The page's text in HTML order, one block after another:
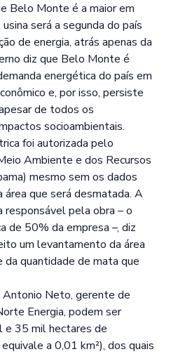
Belo Monte é a maior em
será a segunda do país
de energia, atrás apenas da
diz que Belo Monte é
energética do país em
e, por isso, persiste
de todos os
socioambientais.
foi autorizada pelo
Ambiente e dos Recursos
mesmo sem os dados
área que será desmatada. A
responsável pela obra – o
de 50% da empresa –, diz
um levantamento da área
quantidade de mata que
Neto, gerente de
Energia, podem ser
e 35 mil hectares de
a 0,01 km²), dos quais